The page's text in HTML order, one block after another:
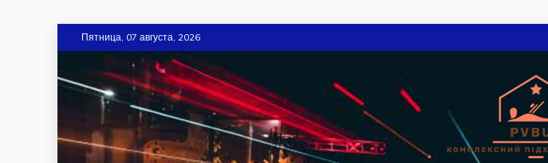
to
content
Пятница, 07 августа, 2026